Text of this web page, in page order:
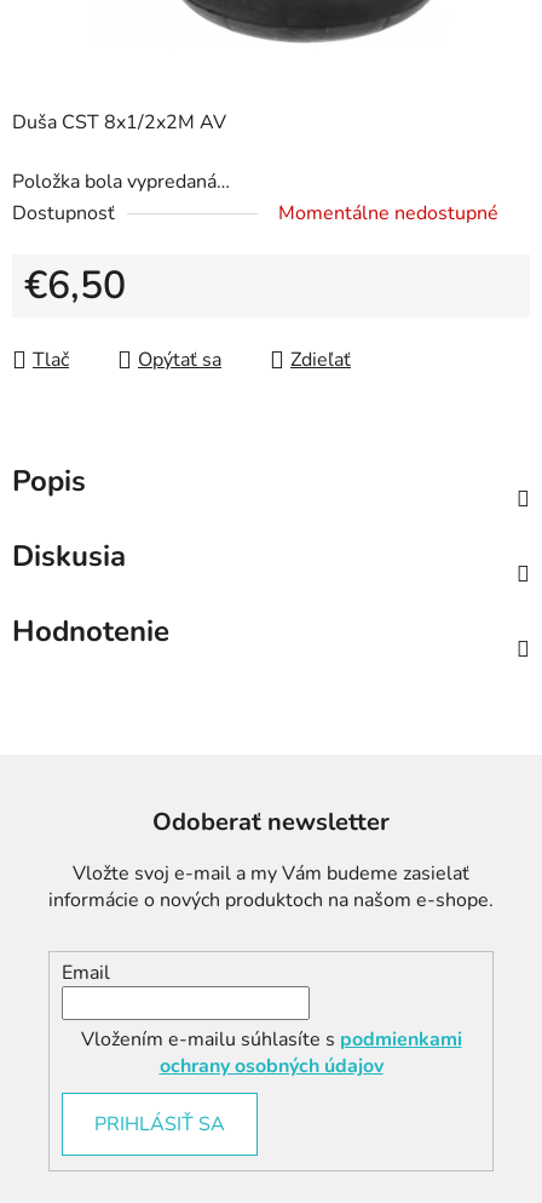
Duša CST 8x1/2x2M AV
Položka bola vypredaná…
Dostupnosť
Momentálne nedostupné
€6,50
Tlač
Opýtať sa Zdieľať
Popis
Diskusia
Hodnotenie
Odoberať newsletter
Vložte svoj e-mail a my Vám budeme zasielať
informácie o nových produktoch na našom e-shope.
Email
Vložením e-mailu súhlasíte s podmienkami
ochrany osobných údajov
PRIHLÁSIŤ SA